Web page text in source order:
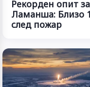
Рекорден опит
Ламанша: Близо
след пожар